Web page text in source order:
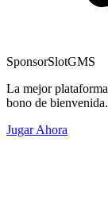
SponsorSlotGMS
La mejor
bono de bienvenida.
Jugar Ahora